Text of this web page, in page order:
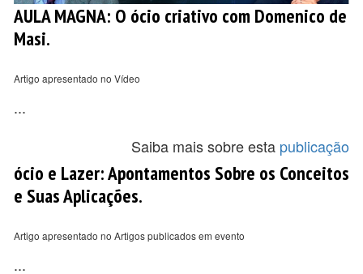
AULA MAGNA: O ócio criativo com Domenico de
Masi.
Artigo apresentado no Vídeo
...
Saiba mais sobre esta publicação
ócio e Lazer: Apontamentos Sobre os Conceitos
e Suas Aplicações.
Artigo apresentado no Artigos publicados em evento
...